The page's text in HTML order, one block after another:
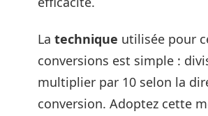
La technique utilisée pour
conversions est simple :
multiplier par 10 selon la
conversion. Adoptez cette